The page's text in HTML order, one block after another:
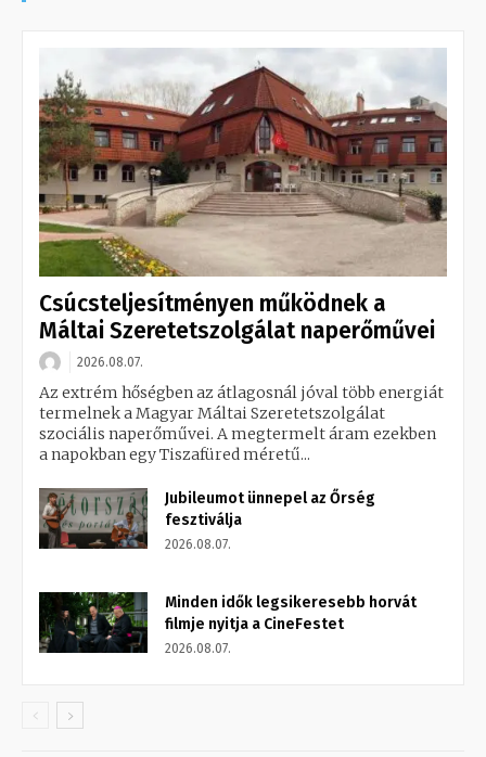
Csúcsteljesítményen működnek a
Máltai Szeretetszolgálat naperőművei
2026.08.07.
Az extrém hőségben az átlagosnál jóval több energiát
termelnek a Magyar Máltai Szeretetszolgálat
szociális naperőművei. A megtermelt áram ezekben
a napokban egy Tiszafüred méretű...
Jubileumot ünnepel az Őrség
fesztiválja
2026.08.07.
Minden idők legsikeresebb horvát
filmje nyitja a CineFestet
2026.08.07.